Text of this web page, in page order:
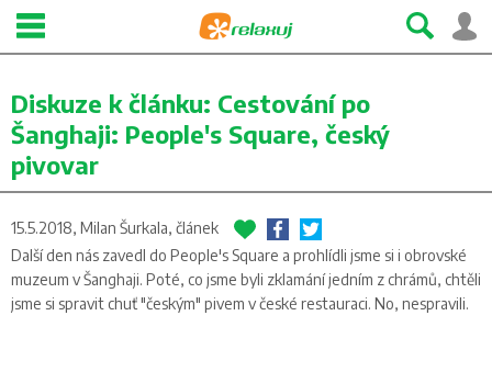
Diskuze k článku: Cestování po
Šanghaji: People's Square, český
pivovar
15.5.2018, Milan Šurkala, článek
Další den nás zavedl do People's Square a prohlídli jsme si i obrovské
muzeum v Šanghaji. Poté, co jsme byli zklamání jedním z chrámů, chtěli
jsme si spravit chuť "českým" pivem v české restauraci. No, nespravili.